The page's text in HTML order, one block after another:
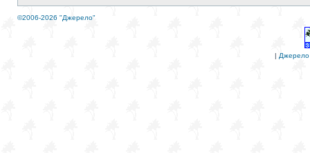
©2006-2026 "Джерело"
| Джерело